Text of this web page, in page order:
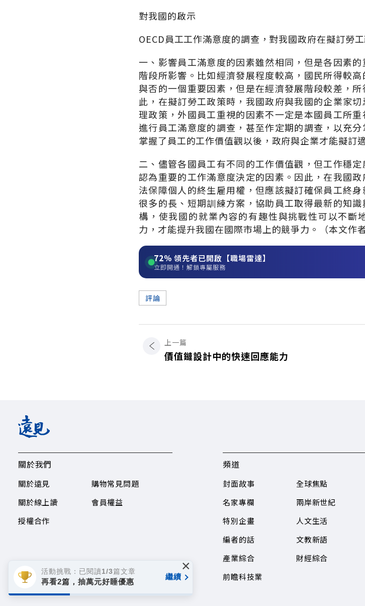
對我國的啟示
OECD員工工作滿意度的調查，對我國政府在擬訂勞
一、影響員工滿意度的因素雖然相同，但是各因素
階段所影響。比如經濟發展程度較高，國民所得較
與否的一個重要因素，但是在經濟發展階段較差，
此，在擬訂勞工政策時，我國政府與我國的企業家
理政策，外國員工重視的因素不一定是本國員工所
進行員工滿意度的調查，甚至作定期的調查，以充
掌握了員工的工作價值觀以後，政府與企業才能擬訂
二、儘管各國員工有不同的工作價值觀，但工作穩
認為重要的工作滿意度決定的因素。因此，在我國
法保障個人的終生雇用權，但應該擬訂確保員工終
很多的長、短期訓練方案，協助員工取得最新的知
構，使我國的就業內容的有趣性與挑戰性可以不斷
力，才能提升我國在國際市場上的競爭力。（本文作
72% 領先者已開啟【職場雷達】
立即開通！解鎖專屬服務
評論
上一篇
價值鏈設計中的快速回應能力
關於我們
關於遠見
關於線上讀
授權合作
購物常見問題
會員權益
頻道
封面故事
名家專欄
特別企畫
編者的話
產業綜合
前瞻科技業
全球焦點
兩岸新世紀
人文生活
文教新語
財經綜合
活動挑戰：已閱讀1/3篇文章
再看2篇，抽萬元好睡優惠
繼續
×